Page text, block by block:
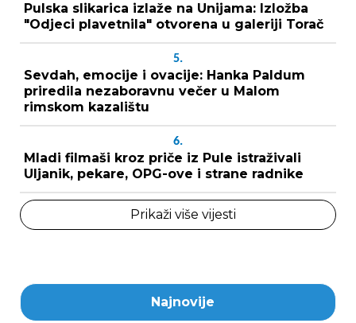
Pulska slikarica izlaže na Unijama: Izložba
"Odjeci plavetnila" otvorena u galeriji Torač
5.
Sevdah, emocije i ovacije: Hanka Paldum
priredila nezaboravnu večer u Malom
rimskom kazalištu
6.
Mladi filmaši kroz priče iz Pule istraživali
Uljanik, pekare, OPG-ove i strane radnike
Prikaži više vijesti
Najnovije